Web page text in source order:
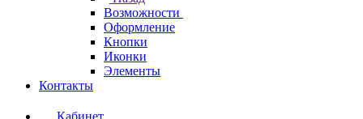
Возможности
Оформление
Кнопки
Иконки
Элементы
Контакты
Кабинет